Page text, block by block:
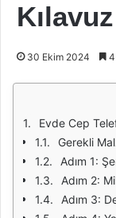
Kılavuz
30 Ekim 2024
Evde Cep
Gerekli
Adım 1:
Adım 2:
Adım 3: